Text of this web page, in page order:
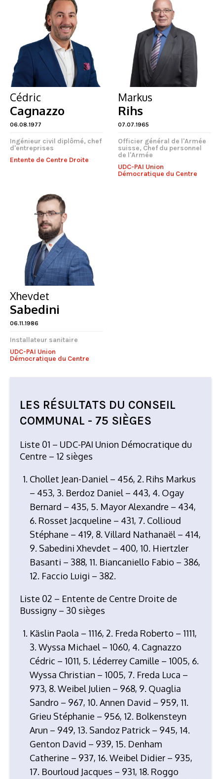
Cédric
Cagnazzo
06.08.1977
Ingénieur civil diplômé, chef
d'entreprises
Entente de Centre Droite
Markus
Rihs
07.07.1965
Officier général de l'Armée
suisse, Chef du personnel
de l'Armée
UDC-PAI Union
Démocratique du Centre
Xhevdet
Sabedini
06.11.1986
Installateur sanitaire
UDC-PAI Union
Démocratique du Centre
FERMER
LES RÉSULTATS DU CONSEIL
COMMUNAL - 75 SIÈGES
Liste 01 – UDC-PAI Union Démocratique du
Centre – 12 sièges
Chollet Jean-Daniel – 456, 2. Rihs Markus
– 453, 3. Berdoz Daniel – 443, 4. Ogay
Bernard – 435, 5. Mayor Alexandre – 434,
6. Rosset Jacqueline – 431, 7. Collioud
Stéphane – 419, 8. Villard Nathanaël – 414,
9. Sabedini Xhevdet – 400, 10. Hiertzler
Basanti – 388, 11. Biancaniello Fabio – 386,
12. Faccio Luigi – 382.
Liste 02 – Entente de Centre Droite de
Bussigny – 30 sièges
Käslin Paola – 1116, 2. Freda Roberto – 1111,
3. Wyssa Michael – 1060, 4. Cagnazzo
Cédric – 1011, 5. Léderrey Camille – 1005, 6.
Wyssa Christian – 1005, 7. Freda Luca –
973, 8. Weibel Julien – 968, 9. Quaglia
Sandro – 967, 10. Annen David – 959, 11.
Grieu Stéphanie – 956, 12. Bolkensteyn
Arun – 949, 13. Sandoz Patrick – 945, 14.
Genton David – 939, 15. Denham
Catherine – 937, 16. Weibel Didier – 935,
17. Bourloud Jacques – 931, 18. Roggo